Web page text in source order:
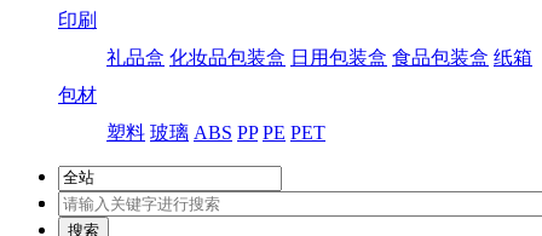
印刷
礼品盒 化妆品包装盒 日用包装盒 食品包装盒 纸箱
包材
塑料 玻璃 ABS PP PE PET